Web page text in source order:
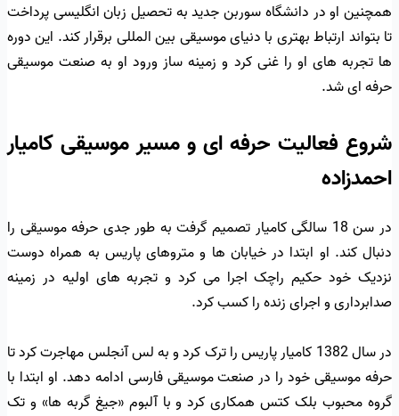
همچنین او در دانشگاه سوربن جدید به تحصیل زبان انگلیسی پرداخت
تا بتواند ارتباط بهتری با دنیای موسیقی بین المللی برقرار کند. این دوره
ها تجربه های او را غنی کرد و زمینه ساز ورود او به صنعت موسیقی
حرفه ای شد.
شروع فعالیت حرفه ای و مسیر موسیقی کامیار
احمدزاده
در سن 18 سالگی کامیار تصمیم گرفت به طور جدی حرفه موسیقی را
دنبال کند. او ابتدا در خیابان ها و متروهای پاریس به همراه دوست
نزدیک خود حکیم راچک اجرا می کرد و تجربه های اولیه در زمینه
صدابرداری و اجرای زنده را کسب کرد.
در سال 1382 کامیار پاریس را ترک کرد و به لس آنجلس مهاجرت کرد تا
حرفه موسیقی خود را در صنعت موسیقی فارسی ادامه دهد. او ابتدا با
گروه محبوب بلک کتس همکاری کرد و با آلبوم «جیغ گربه ها» و تک